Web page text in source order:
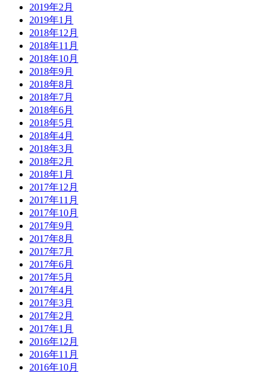
2019年2月
2019年1月
2018年12月
2018年11月
2018年10月
2018年9月
2018年8月
2018年7月
2018年6月
2018年5月
2018年4月
2018年3月
2018年2月
2018年1月
2017年12月
2017年11月
2017年10月
2017年9月
2017年8月
2017年7月
2017年6月
2017年5月
2017年4月
2017年3月
2017年2月
2017年1月
2016年12月
2016年11月
2016年10月